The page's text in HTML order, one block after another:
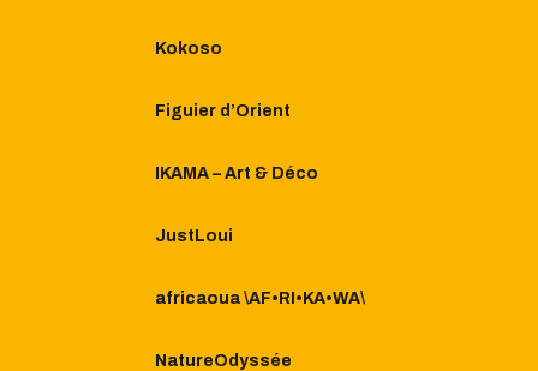
Kokoso
Figuier d’Orient
IKAMA – Art & Déco
JustLoui
africaoua \AF•RI•KA•WA\
NatureOdyssée